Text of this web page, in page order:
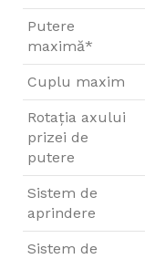
Putere
maximă*
Cuplu maxim
Rotaţia axului
prizei de
putere
Sistem de
aprindere
Sistem de